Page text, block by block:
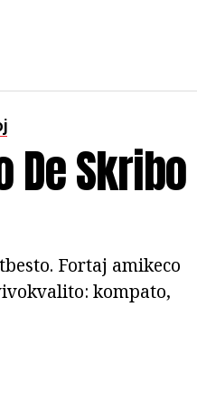
De Skribo
Fortaj amikeco
kompato,